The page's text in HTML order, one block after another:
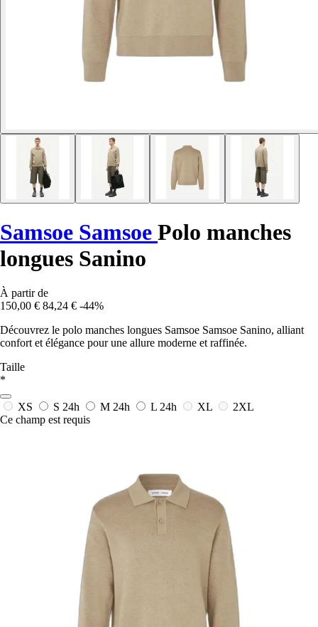
Samsoe Samsoe Polo manches
longues Sanino
À partir de
150,00 € 84,24 € -44%
Découvrez le polo manches longues Samsoe Samsoe Sanino, alliant
confort et élégance pour une allure moderne et raffinée.
Taille
*
XS S 24h M 24h L 24h XL
2XL
Ce champ est requis